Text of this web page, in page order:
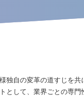
独自の変革の道すじを共
として、業界ごとの専門